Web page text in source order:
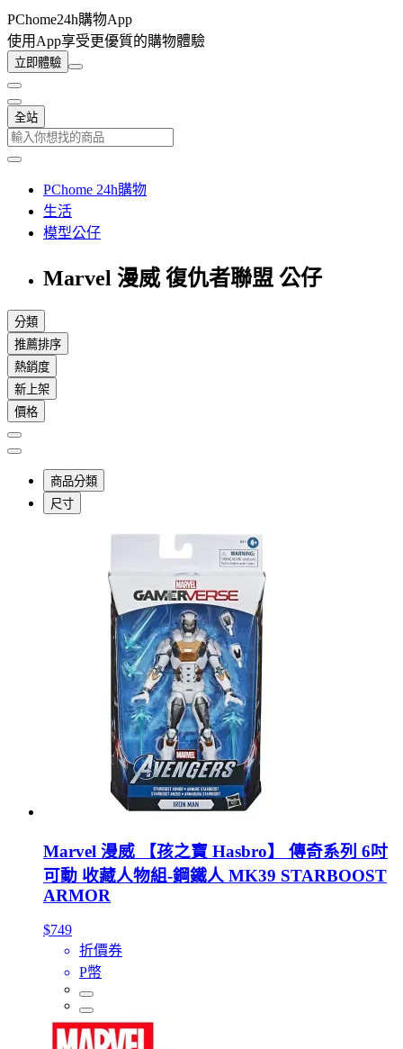
PChome24h購物App
使用App享受更優質的購物體驗
立即體驗
全站
PChome 24h購物
生活
模型公仔
Marvel 漫威 復仇者聯盟 公仔
分類
推薦排序
熱銷度
新上架
價格
商品分類
尺寸
Marvel 漫威 【孩之寶 Hasbro】 傳奇系列 6吋
可動 收藏人物組-鋼鐵人 MK39 STARBOOST
ARMOR
$749
折價券
P幣